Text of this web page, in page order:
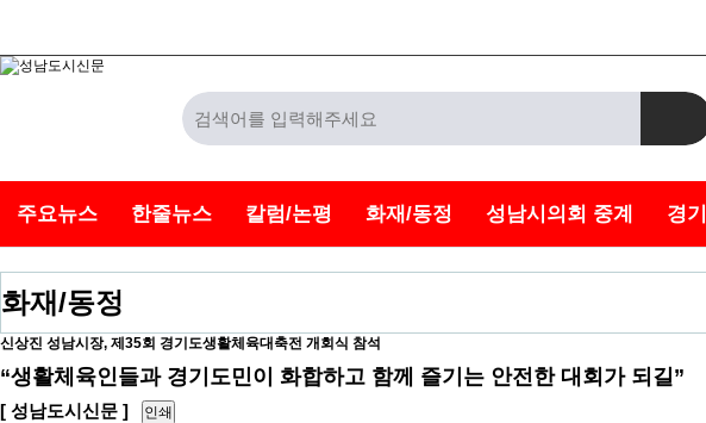
주요뉴스 한줄뉴스 칼럼/논평 화재/동정 성남시의회 중계 경
화재/동정
신상진 성남시장, 제35회 경기도생활체육대축전 개회식 참석
“생활체육인들과 경기도민이 화합하고 함께 즐기는 안전한 대회가 되길”
[ 성남도시신문 ]
인쇄